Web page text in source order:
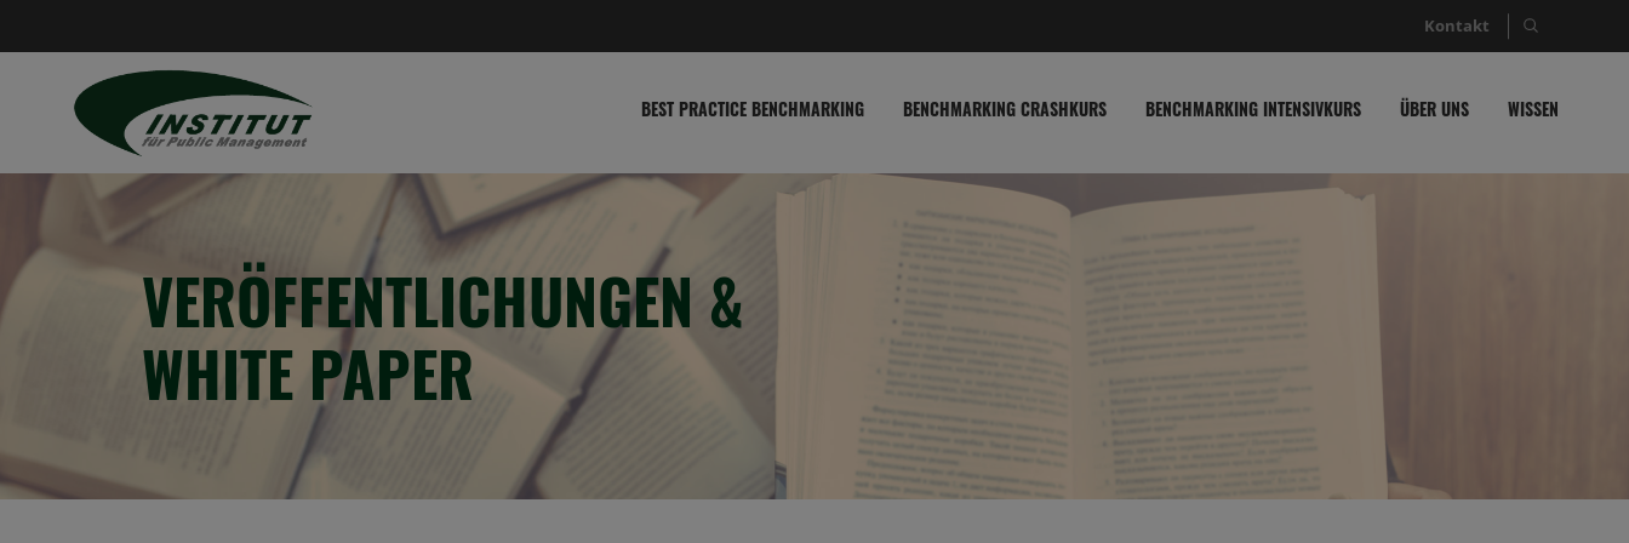
Kontakt Suche
BEST PRACTICE BENCHMARKING BENCHMARKING CRASHKURS BENCHMARKING INTENSIVKURS ÜBER UNS WISSEN
VERÖFFENTLICHUNGEN &
WHITE PAPER